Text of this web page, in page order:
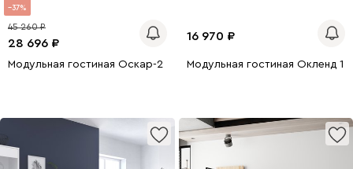
37
28 696
45 260
Модульная гостиная Оскар-2
16 970
Модульная гостиная Окленд 1